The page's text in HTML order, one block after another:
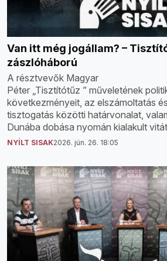
Van itt még jogállam? –
zászlóháború
A résztvevők Magyar
Péter „Tisztítótűz ” műveletének
következményeit, az elszámoltatás
tisztogatás közötti határvonalat,
Dunába dobása nyomán kialakult
NYÍLT SISAK2026. jún. 26. 18:05